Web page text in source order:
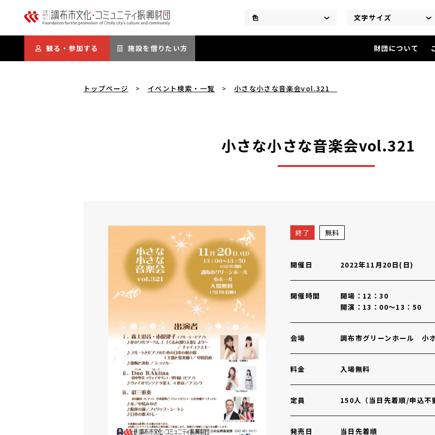
色
文字サイズ
観る・参加する 施設を借りたい方 財団について
トップページ イベント検索・一覧 小さな小さな音楽会vol.321
小さな小さな音楽会vol.321
小さな小さな音楽会vol.321 終了 無料
開催日 2022年11月20日(日)
開催時間
開場：12：30
開演：13：00～13：50
会場 調布市グリーンホール 小
料金 入場無料
定員 150人（当日先着順/申込不
発売日 当日先着順
小さな小さな音楽会vol.321